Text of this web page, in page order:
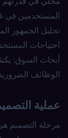
المستخدمين
تحليل الجمهور
احتياجات
أبحاث السوق:
الوظائف
عملية
مرحلة التصميم